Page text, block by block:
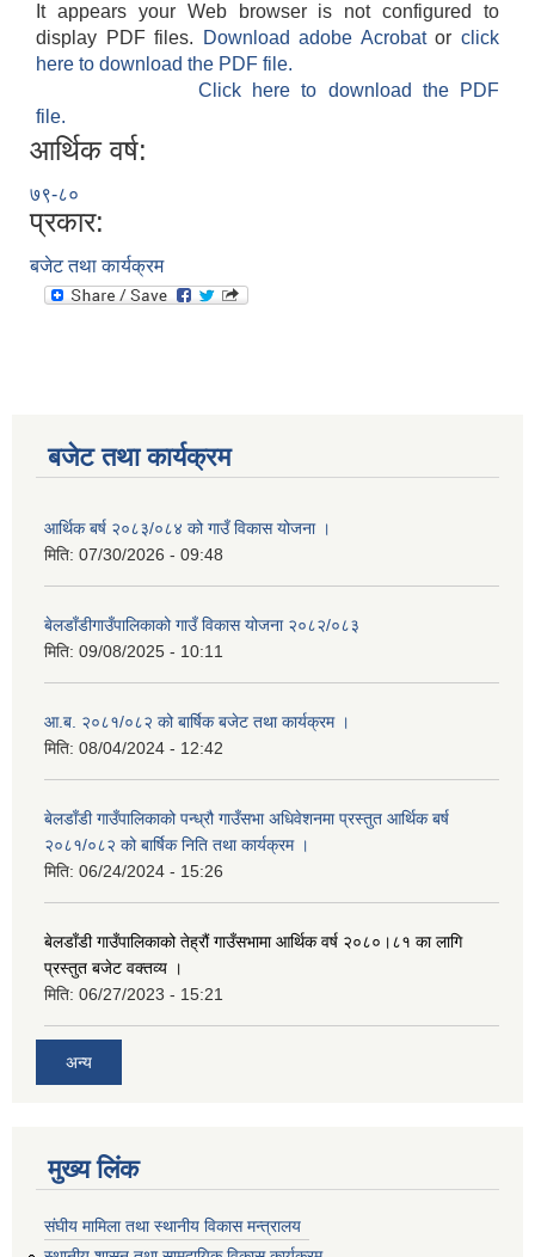
It appears your Web browser is not configured to
display PDF files.
Download adobe Acrobatorclick
here to download the PDF file.
Click here to download the PDF
file.
आर्थिक वर्ष:
७९-८०
प्रकार:
बजेट तथा कार्यक्रम
बजेट तथा कार्यक्रम
आर्थिक बर्ष २०८३/०८४ को गाउँ विकास योजना ।
मिति: 07/30/2026 - 09:48
बेलडाँडीगाउँपालिकाको गाउँ विकास योजना २०८२/०८३
मिति: 09/08/2025 - 10:11
आ.ब. २०८१/०८२ को बार्षिक बजेट तथा कार्यक्रम ।
मिति: 08/04/2024 - 12:42
बेलडाँडी गाउँपालिकाको पन्ध्रौ गाउँसभा अधिवेशनमा प्रस्तुत आर्थिक बर्ष
२०८१/०८२ को बार्षिक निति तथा कार्यक्रम ।
मिति: 06/24/2024 - 15:26
बेलडाँडी गाउँपालिकाको तेह्रौं गाउँसभामा आर्थिक वर्ष २०८०।८१ का लागि
प्रस्तुत बजेट वक्तव्य ।
मिति: 06/27/2023 - 15:21
अन्य
मुख्य लिंक
संघीय मामिला तथा स्थानीय विकास मन्त्रालय